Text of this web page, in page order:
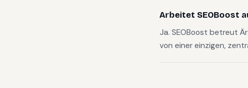
Arbeitet SEOBoost
Ja. SEOBoost betreut
von einer einzigen,